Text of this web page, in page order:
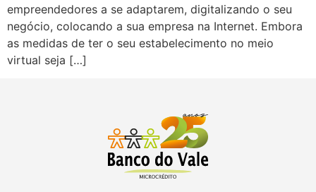
empreendedores a se adaptarem, digitalizando o seu
negócio, colocando a sua empresa na Internet. Embora
as medidas de ter o seu estabelecimento no meio
virtual seja […]